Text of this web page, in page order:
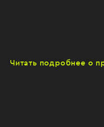
Читать подробнее о